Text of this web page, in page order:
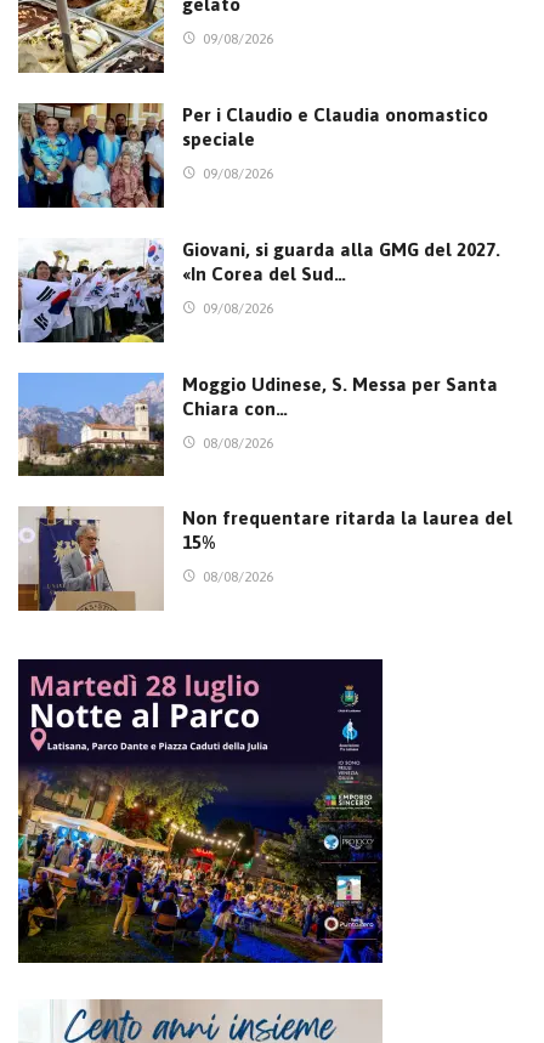
gelato
09/08/2026
Per i Claudio e Claudia onomastico
speciale
09/08/2026
Giovani, si guarda alla GMG del 2027.
«In Corea del Sud…
09/08/2026
Moggio Udinese, S. Messa per Santa
Chiara con…
08/08/2026
Non frequentare ritarda la laurea del
15%
08/08/2026